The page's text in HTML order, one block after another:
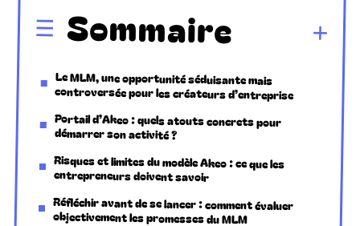
Sommaire
Le MLM, une opportunité séduisante mais
controversée pour les créateurs d’entreprise
Portail d’Akeo : quels atouts concrets pour
démarrer son activité ?
Risques et limites du modèle Akeo : ce que les
entrepreneurs doivent savoir
Réfléchir avant de se lancer : comment évaluer
objectivement les promesses du MLM